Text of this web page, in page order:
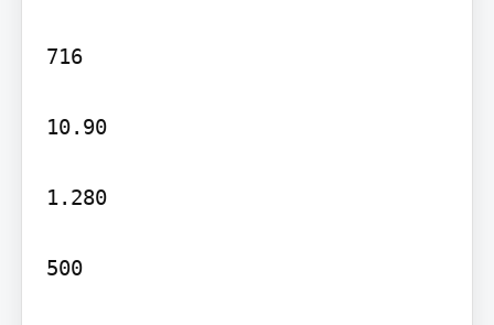
716
10.90
1.280
500